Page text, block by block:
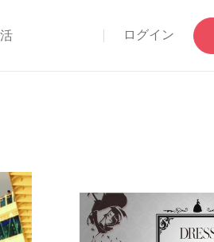
ログイン